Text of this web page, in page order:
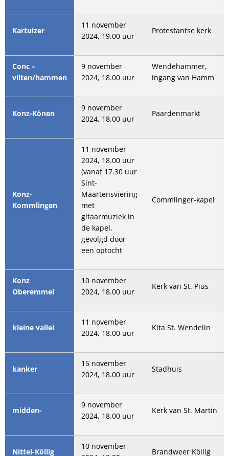
Kartuizer
11 november
2024, 19.00 uur
Protestantse kerk
Conc –
vilten/hammen
9 november
2024, 18.00 uur
Wendehammer,
ingang van Hamm
Konz-Könen
9 november
2024, 18.00 uur
Paardenmarkt
Konz-
Kommlingen
11 november
2024, 18.00 uur
(vanaf 17.30 uur
Sint-
Maartensviering
met
gitaarmuziek in
de kapel,
gevolgd door
een optocht
Commlinger-kapel
Konz
Oberemmel
10 november
2024, 18.00 uur
Kerk van St. Pius
kleine vallei
11 november
2024, 18.00 uur
Kita St. Wendelin
kanker
15 november
2024, 18.00 uur
Stadhuis
midden-
9 november
2024, 18.00 uur
Kerk van St. Martin
Nittel-Köllig
10 november
Brandweer Köllig